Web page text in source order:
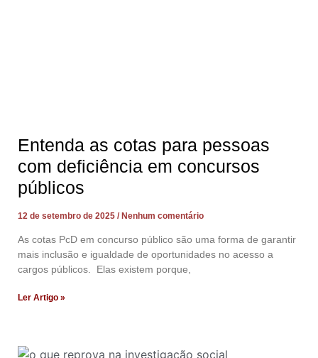
Entenda as cotas para pessoas
com deficiência em concursos
públicos
12 de setembro de 2025 Nenhum comentário
As cotas PcD em concurso público são uma forma de garantir
mais inclusão e igualdade de oportunidades no acesso a
cargos públicos. Elas existem porque,
Ler Artigo »